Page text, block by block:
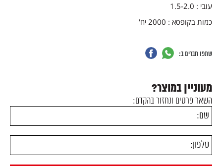
עובי : 1.5-2.0
כמות בקופסא : 2000 יח'
שתפו חברים ב:
מעוניין במוצר?
השאר פרטים ונחזור בהקדם: